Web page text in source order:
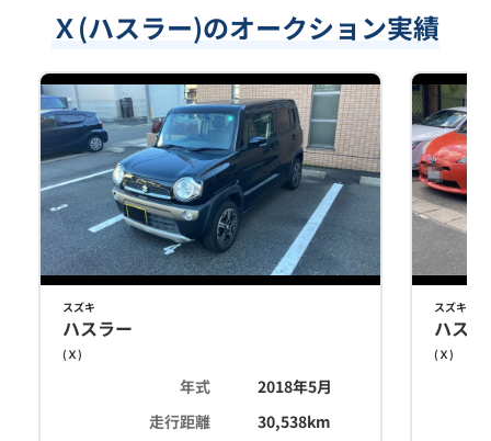
Ｘ(ハスラー)のオークション実績
スズキ
ハスラー
( Ｘ)
年式
2018年5月
走行距離
30,538km
スズキ
ハス
( Ｘ)